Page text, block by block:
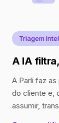
Triagem
A IA
A Parli faz
do cliente e,
assumir,